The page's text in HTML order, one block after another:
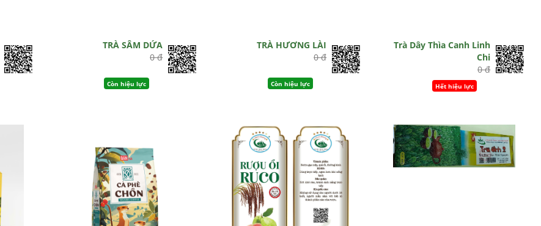
TRÀ SÂM DỨA
0 đ
Còn hiệu lực
TRÀ HƯƠNG LÀI
0 đ
Còn hiệu lực
Trà Dây Thìa Canh Linh
Chi
0 đ
Hết hiệu lực